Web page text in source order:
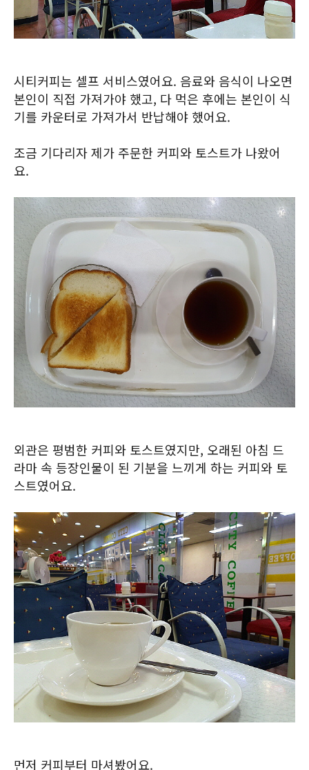
시티커피는 셀프 서비스였어요. 음료와 음식이 나오면
본인이 직접 가져가야 했고, 다 먹은 후에는 본인이 식
기를 카운터로 가져가서 반납해야 했어요.
조금 기다리자 제가 주문한 커피와 토스트가 나왔어
요.
외관은 평범한 커피와 토스트였지만, 오래된 아침 드
라마 속 등장인물이 된 기분을 느끼게 하는 커피와 토
스트였어요.
먼저 커피부터 마셔봤어요.